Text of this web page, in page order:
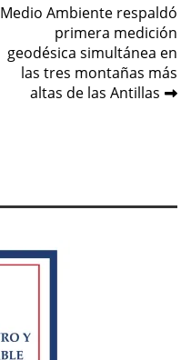
Medio Ambiente respaldó
primera medición
geodésica simultánea en
las tres montañas más
altas de las Antillas